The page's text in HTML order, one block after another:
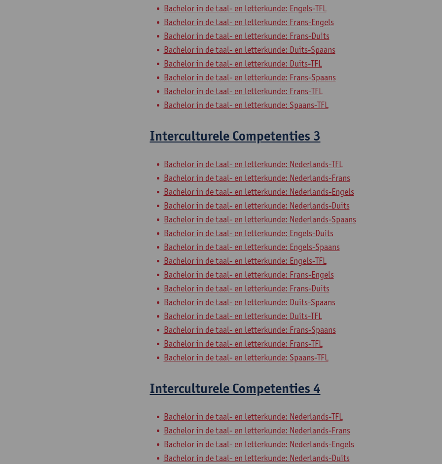
Bachelor in de taal- en letterkunde: Engels-TFL
Bachelor in de taal- en letterkunde: Frans-Engels
Bachelor in de taal- en letterkunde: Frans-Duits
Bachelor in de taal- en letterkunde: Duits-Spaans
Bachelor in de taal- en letterkunde: Duits-TFL
Bachelor in de taal- en letterkunde: Frans-Spaans
Bachelor in de taal- en letterkunde: Frans-TFL
Bachelor in de taal- en letterkunde: Spaans-TFL
Interculturele Competenties 3
Bachelor in de taal- en letterkunde: Nederlands-TFL
Bachelor in de taal- en letterkunde: Nederlands-Frans
Bachelor in de taal- en letterkunde: Nederlands-Engels
Bachelor in de taal- en letterkunde: Nederlands-Duits
Bachelor in de taal- en letterkunde: Nederlands-Spaans
Bachelor in de taal- en letterkunde: Engels-Duits
Bachelor in de taal- en letterkunde: Engels-Spaans
Bachelor in de taal- en letterkunde: Engels-TFL
Bachelor in de taal- en letterkunde: Frans-Engels
Bachelor in de taal- en letterkunde: Frans-Duits
Bachelor in de taal- en letterkunde: Duits-Spaans
Bachelor in de taal- en letterkunde: Duits-TFL
Bachelor in de taal- en letterkunde: Frans-Spaans
Bachelor in de taal- en letterkunde: Frans-TFL
Bachelor in de taal- en letterkunde: Spaans-TFL
Interculturele Competenties 4
Bachelor in de taal- en letterkunde: Nederlands-TFL
Bachelor in de taal- en letterkunde: Nederlands-Frans
Bachelor in de taal- en letterkunde: Nederlands-Engels
Bachelor in de taal- en letterkunde: Nederlands-Duits